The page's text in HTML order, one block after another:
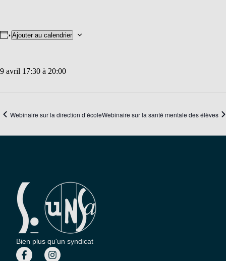
Ajouter au calendrier
9 avril 17:30 à 20:00
Webinaire sur la direction d’écoleWebinaire sur la santé mentale des élèves
Bien plus qu'un syndicat